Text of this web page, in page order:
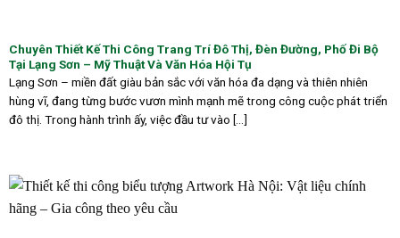
Chuyên Thiết Kế Thi Công Trang Trí Đô Thị, Đèn Đường, Phố Đi Bộ
Tại Lạng Sơn – Mỹ Thuật Và Văn Hóa Hội Tụ
Lạng Sơn – miền đất giàu bản sắc với văn hóa đa dạng và thiên nhiên
hùng vĩ, đang từng bước vươn mình mạnh mẽ trong công cuộc phát triển
đô thị. Trong hành trình ấy, việc đầu tư vào [...]